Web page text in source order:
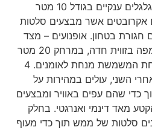
WHEEL OF DETH – שני גלגלים ענקיים בגודל 10 מטר
אשר מבצעים סלטות
בטחון. אופנועים – מצד
אחד של האולם מציבים רמפה בזווית חדה, במרחק 20 מטר
ממנה מציבים כרית מתנפחת המשמשת מנחת לאומנים. 4
השני, עולים במהירות על
שהם עפים באוויר ומבצעים
מאד דינמי ואנרגטי. בחלק
סלטות של ממש תוך כדי מעוף